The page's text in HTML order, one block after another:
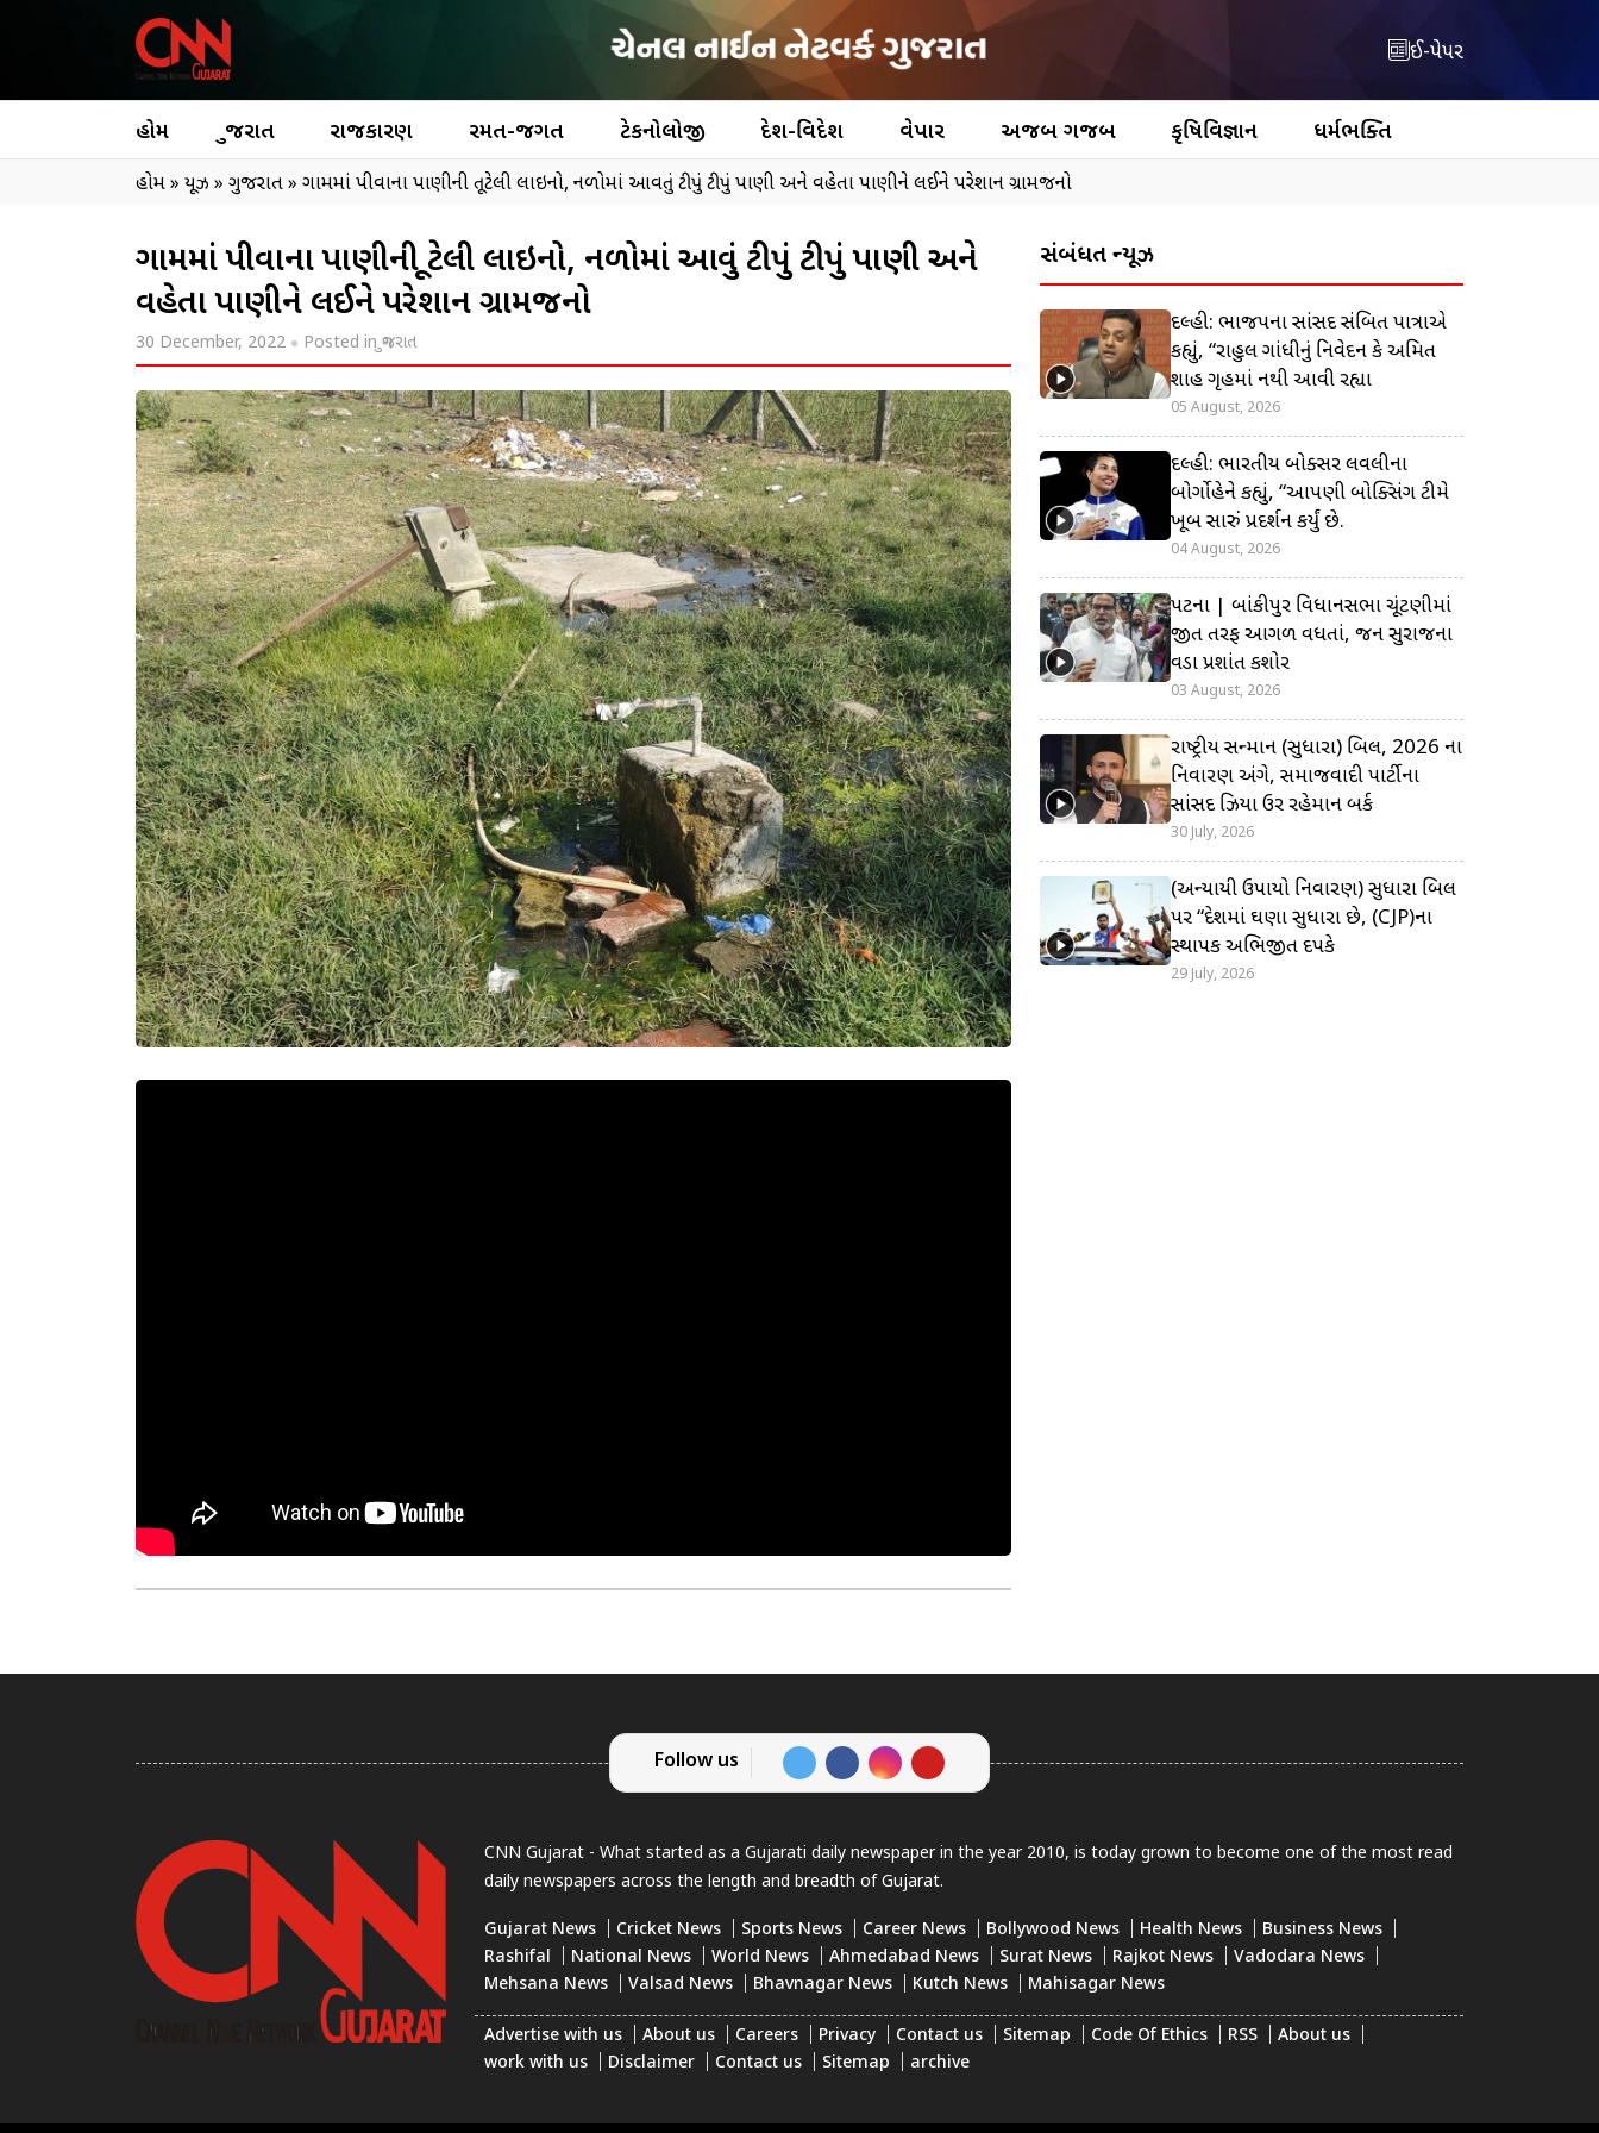
ઈ-પેપર
હોમ ગુજરાત રાજકારણ રમત-જગત ટેકનોલોજી દેશ-વિદેશ વેપાર અજબ ગજબ કૃષિવિજ્ઞાન ધર્મભક્તિ
હોમ» ન્યૂઝ » ગુજરાત» ગામમાં પીવાના પાણીની તૂટેલી લાઇનો, નળોમાં આવતું ટીપું ટીપું પાણી અને વહેતા પાણીને લઈને પરેશાન ગ્રામજનો
ગામમાં પીવાના પાણીની તૂટેલી લાઇનો, નળોમાં આવતું ટીપું ટીપું પાણી અને
વહેતા પાણીને લઈને પરેશાન ગ્રામજનો
30 December, 2022 Posted inગુજરાત
સંબંધિત ન્યૂઝ
દિલ્હી: ભાજપના સાંસદ સંબિત પાત્રાએ
કહ્યું, “રાહુલ ગાંધીનું નિવેદન કે અમિત
શાહ ગૃહમાં નથી આવી રહ્યા
05 August, 2026
દિલ્હી: ભારતીય બોક્સર લવલીના
બોર્ગોહેને કહ્યું, “આપણી બોક્સિંગ ટીમે
ખૂબ સારું પ્રદર્શન કર્યું છે.
04 August, 2026
પટના | બાંકીપુર વિધાનસભા ચૂંટણીમાં
જીત તરફ આગળ વધતાં, જન સુરાજના
વડા પ્રશાંત કિશોર
03 August, 2026
રાષ્ટ્રીય સન્માન (સુધારા) બિલ, 2026 ના
નિવારણ અંગે, સમાજવાદી પાર્ટીના
સાંસદ ઝિયા ઉર રહેમાન બર્ક
30 July, 2026
(અન્યાયી ઉપાયો નિવારણ) સુધારા બિલ
પર “દેશમાં ઘણા સુધારા છે, (CJP)ના
સ્થાપક અભિજીત દિપકે
29 July, 2026
Follow us
CNN Gujarat - What started as a Gujarati daily newspaper in the year 2010, is today grown to become one of the most read
daily newspapers across the length and breadth of Gujarat.
Gujarat News Cricket News Sports News Career News Bollywood News Health News
Business News
Rashifal
National News World News Ahmedabad News Surat News Rajkot News
Vadodara News
Mehsana News
Valsad News Bhavnagar News Kutch News Mahisagar News
Advertise with us About us Careers Privacy Contact us Sitemap Code Of Ethics RSS
About us
work with us
Disclaimer Contact us Sitemap archive